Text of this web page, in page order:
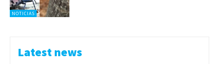
NOTICIAS
Latest news